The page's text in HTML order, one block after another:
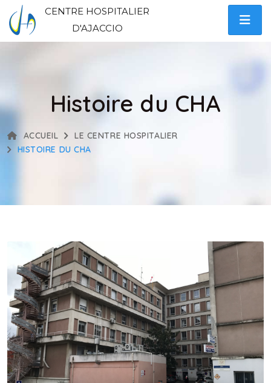
CENTRE HOSPITALIER
D'AJACCIO
Histoire du CHA
ACCUEIL
LE CENTRE HOSPITALIER
HISTOIRE DU CHA